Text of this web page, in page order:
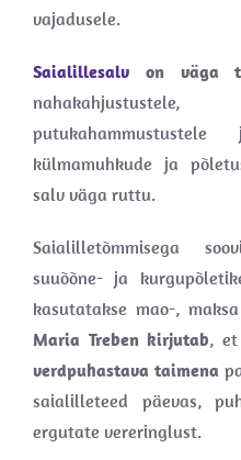
vajadusele.
Saialillesalv on väga
külmamuhkude ja
salv väga ruttu.
Saialilletõmmisega
suuõõne- ja
kasutatakse mao-,
Maria Treben kirjutab,
verdpuhastava taimena
saialilleteed päevas,
ergutate vereringlust.